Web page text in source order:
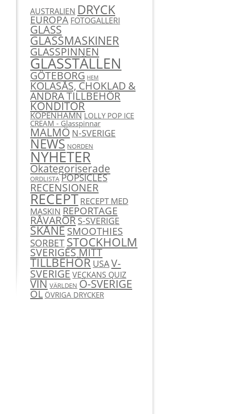
AUSTRALIEN DRYCK
EUROPA FOTOGALLERI
GLASS
GLASSMASKINER
GLASSPINNEN
GLASSTÄLLEN
GÖTEBORG HEM
KOLASÅS, CHOKLAD &
ANDRA TILLBEHÖR
KONDITOR
KÖPENHAMN LOLLY POP ICE
CREAM - Glasspinnar
MALMÖN-SVERIGE
NEWS NORDEN
NYHETER
Okategoriserade
ORDLISTA POPSICLES
RECENSIONER
RECEPT RECEPT MED
MASKIN REPORTAGE
RÅVARORS-SVERIGE
SKÅNESMOOTHIES
SORBETSTOCKHOLM
SVERIGES MITT
TILLBEHÖRUSAV-
SVERIGEVECKANS QUIZ
VIN VÄRLDEN Ö-SVERIGE
ÖL ÖVRIGA DRYCKER